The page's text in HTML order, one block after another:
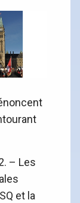
– Les
et la